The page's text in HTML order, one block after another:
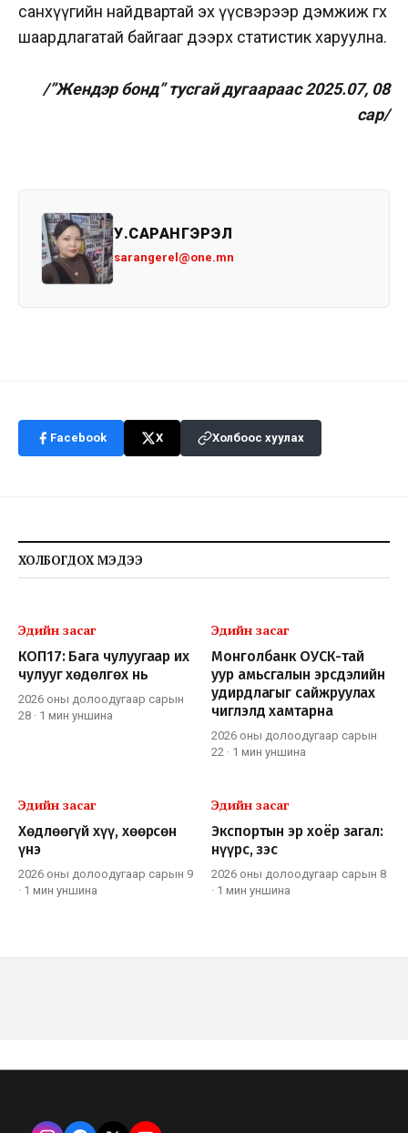
санхүүгийн найдвартай эх үүсвэрээр дэмжиж өгөх
шаардлагатай байгааг дээрх статистик харуулна.
/”Жендэр бонд” тусгай дугаараас 2025.07, 08
сар/
У.САРАНГЭРЭЛ
sarangerel@one.mn
Facebook X Холбоос хуулах
ХОЛБОГДОХ МЭДЭЭ
Эдийн засаг
КОП17: Бага чулуугаар их
чулууг хөдөлгөх нь
2026 оны долоодугаар сарын
28 · 1 мин уншина
Эдийн засаг
Монголбанк ОУСК-тай
уур амьсгалын эрсдэлийн
удирдлагыг сайжруулах
чиглэлд хамтарна
2026 оны долоодугаар сарын
22 · 1 мин уншина
Эдийн засаг
Хөдлөөгүй хүү, хөөрсөн
үнэ
2026 оны долоодугаар сарын 9
· 1 мин уншина
Эдийн засаг
Экспортын эр хоёр загал:
нүүрс, зэс
2026 оны долоодугаар сарын 8
· 1 мин уншина